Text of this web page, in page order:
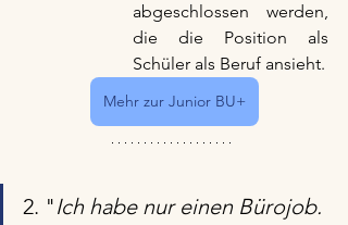
abgeschlossen werden,
die die Position als
Schüler als Beruf ansieht.
Mehr zur Junior BU+
2. "Ich habe nur einen Bürojob.